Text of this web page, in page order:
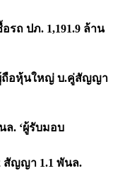
รถ ปภ. 1,191.9 ล้าน
ผู้ถือหุ้นใหญ่ บ.คู่สัญญา
ล. ‘ผู้รับมอบ
สัญญา 1.1 พันล.